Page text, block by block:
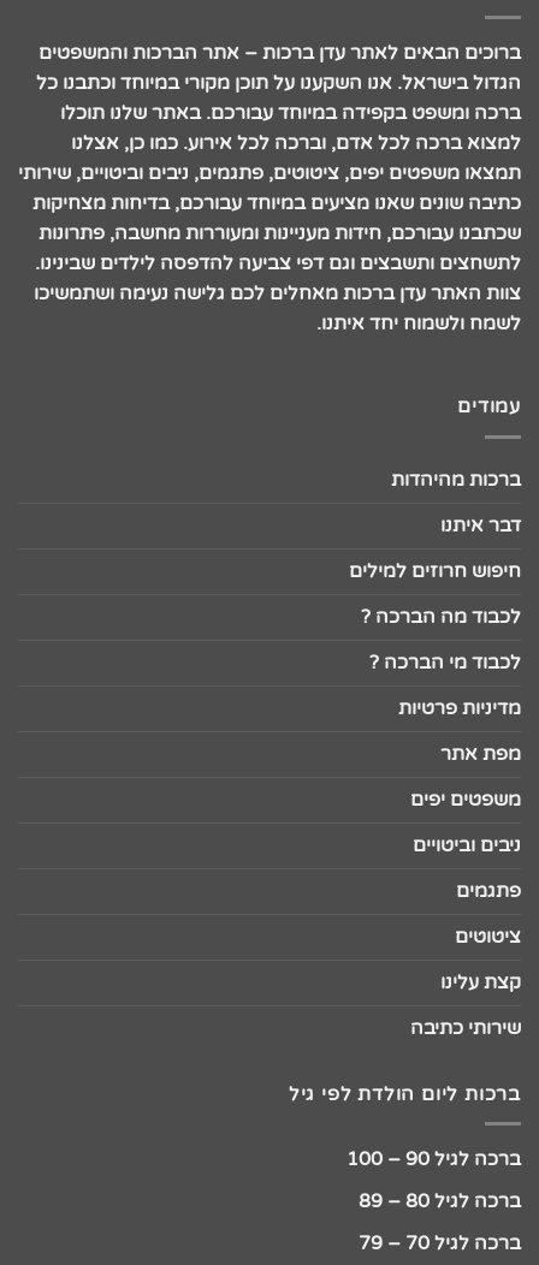
ברוכים הבאים לאתר עדן ברכות – אתר הברכות והמשפטים
הגדול בישראל. אנו השקענו על תוכן מקורי במיוחד וכתבנו כל
ברכה ומשפט בקפידה במיוחד עבורכם. באתר שלנו תוכלו
למצוא ברכה לכל אדם, וברכה לכל אירוע. כמו כן, אצלנו
תמצאו משפטים יפים, ציטוטים, פתגמים, ניבים וביטויים, שירותי
כתיבה שונים שאנו מציעים במיוחד עבורכם, בדיחות מצחיקות
שכתבנו עבורכם, חידות מעניינות ומעוררות מחשבה, פתרונות
לתשחצים ותשבצים וגם דפי צביעה להדפסה לילדים שבינינו.
צוות האתר עדן ברכות מאחלים לכם גלישה נעימה ושתמשיכו
לשמח ולשמוח יחד איתנו.
עמודים
ברכות מהיהדות
דבר איתנו
חיפוש חרוזים למילים
לכבוד מה הברכה ?
לכבוד מי הברכה ?
מדיניות פרטיות
מפת אתר
משפטים יפים
ניבים וביטויים
פתגמים
ציטוטים
קצת עלינו
שירותי כתיבה
ברכות ליום הולדת לפי גיל
ברכה לגיל 90 – 100
ברכה לגיל 80 – 89
ברכה לגיל 70 – 79